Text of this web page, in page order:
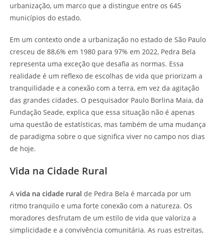
urbanização, um marco que a distingue entre os 645
municípios do estado.
Em um contexto onde a urbanização no estado de São Paulo
cresceu de 88,6% em 1980 para 97% em 2022, Pedra Bela
representa uma exceção que desafia as normas. Essa
realidade é um reflexo de escolhas de vida que priorizam a
tranquilidade e a conexão com a terra, em vez da agitação
das grandes cidades. O pesquisador Paulo Borlina Maia, da
Fundação Seade, explica que essa situação não é apenas
uma questão de estatísticas, mas também de uma mudança
de paradigma sobre o que significa viver no campo nos dias
de hoje.
Vida na Cidade Rural
A vida na cidade rural de Pedra Bela é marcada por um
ritmo tranquilo e uma forte conexão com a natureza. Os
moradores desfrutam de um estilo de vida que valoriza a
simplicidade e a convivência comunitária. As ruas estreitas,